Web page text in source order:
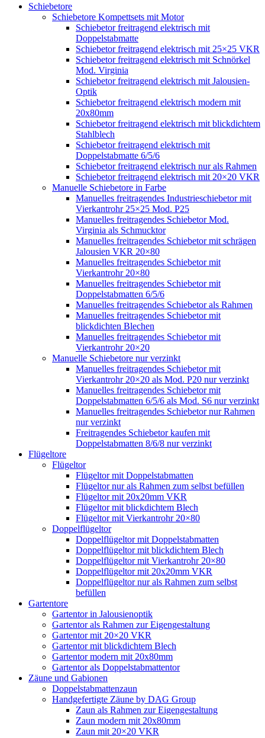
Schiebetore
Schiebetore Kompettsets mit Motor
Schiebetor freitragend elektrisch mit
Doppelstabmatte
Schiebetor freitragend elektrisch mit 25×25 VKR
Schiebetor freitragend elektrisch mit Schnörkel
Mod. Virginia
Schiebetor freitragend elektrisch mit Jalousien-
Optik
Schiebetor freitragend elektrisch modern mit
20x80mm
Schiebetor freitragend elektrisch mit blickdichtem
Stahlblech
Schiebetor freitragend elektrisch mit
Doppelstabmatte 6/5/6
Schiebetor freitragend elektrisch nur als Rahmen
Schiebetor freitragend elektrisch mit 20×20 VKR
Manuelle Schiebetore in Farbe
Manuelles freitragendes Industrieschiebetor mit
Vierkantrohr 25×25 Mod. P25
Manuelles freitragendes Schiebetor Mod.
Virginia als Schmucktor
Manuelles freitragendes Schiebetor mit schrägen
Jalousien VKR 20×80
Manuelles freitragendes Schiebetor mit
Vierkantrohr 20×80
Manuelles freitragendes Schiebetor mit
Doppelstabmatten 6/5/6
Manuelles freitragendes Schiebetor als Rahmen
Manuelles freitragendes Schiebetor mit
blickdichten Blechen
Manuelles freitragendes Schiebetor mit
Vierkantrohr 20×20
Manuelle Schiebetore nur verzinkt
Manuelles freitragendes Schiebetor mit
Vierkantrohr 20×20 als Mod. P20 nur verzinkt
Manuelles freitragendes Schiebetor mit
Doppelstabmatten 6/5/6 als Mod. S6 nur verzinkt
Manuelles freitragendes Schiebetor nur Rahmen
nur verzinkt
Freitragendes Schiebetor kaufen mit
Doppelstabmatten 8/6/8 nur verzinkt
Flügeltore
Flügeltor
Flügeltor mit Doppelstabmatten
Flügeltor nur als Rahmen zum selbst befüllen
Flügeltor mit 20x20mm VKR
Flügeltor mit blickdichtem Blech
Flügeltor mit Vierkantrohr 20×80
Doppelflügeltor
Doppelflügeltor mit Doppelstabmatten
Doppelflügeltor mit blickdichtem Blech
Doppelflügeltor mit Vierkantrohr 20×80
Doppelflügeltor mit 20x20mm VKR
Doppelflügeltor nur als Rahmen zum selbst
befüllen
Gartentore
Gartentor in Jalousienoptik
Gartentor als Rahmen zur Eigengestaltung
Gartentor mit 20×20 VKR
Gartentor mit blickdichtem Blech
Gartentor modern mit 20x80mm
Gartentor als Doppelstabmattentor
Zäune und Gabionen
Doppelstabmattenzaun
Handgefertigte Zäune by DAG Group
Zaun als Rahmen zur Eigengestaltung
Zaun modern mit 20x80mm
Zaun mit 20×20 VKR